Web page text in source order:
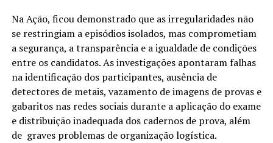
Na Ação, ficou demonstrado que as irregularidades não
se restringiam a episódios isolados, mas comprometiam
a segurança, a transparência e a igualdade de condições
entre os candidatos. As investigações apontaram falhas
na identificação dos participantes, ausência de
detectores de metais, vazamento de imagens de provas e
gabaritos nas redes sociais durante a aplicação do exame
e distribuição inadequada dos cadernos de prova, além
de graves problemas de organização logística.